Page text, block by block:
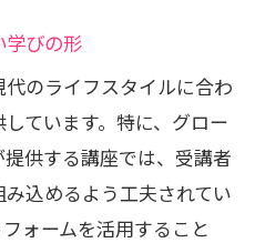
学びの形
のライフスタイルに合わ
ています。特に、グロー
供する講座では、受講者
込めるよう工夫されてい
ォームを活用すること